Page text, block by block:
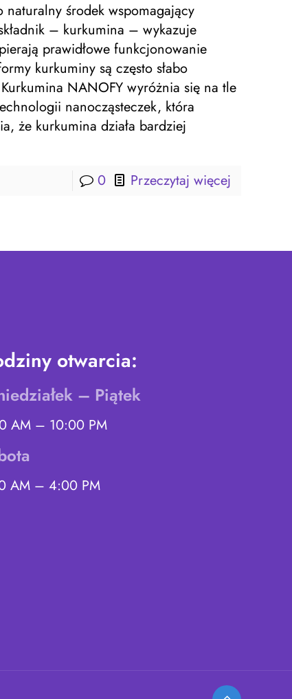
środek wspomagający
– kurkumina – wykazuje
prawidłowe funkcjonowanie
kurkuminy są często słabo
NANOFY wyróżnia się na tle
nanocząsteczek, która
że kurkumina działa bardziej
0 Przeczytaj więcej
otwarcia:
– Piątek
AM – 10:00 PM
AM – 4:00 PM